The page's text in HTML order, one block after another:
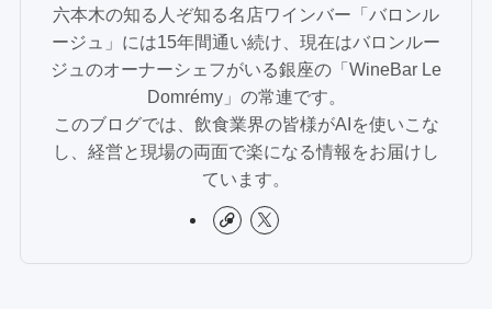
六本木の知る人ぞ知る名店ワインバー「バロンル
ージュ」には15年間通い続け、現在はバロンルー
ジュのオーナーシェフがいる銀座の「WineBar Le
Domrémy」の常連です。
このブログでは、飲食業界の皆様がAIを使いこな
し、経営と現場の両面で楽になる情報をお届けし
ています。